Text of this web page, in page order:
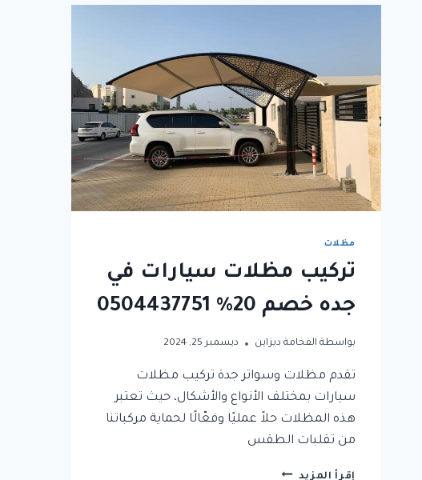
لسنوات
0504437751
مظلات
تركيب مظلات سيارات في
جده خصم 20% 0504437751
بواسطة الفخامة ديزاين ديسمبر 25, 2024
تقدم مظلات وسواتر جدة تركيب مظلات
سيارات بمختلف الأنواع والأشكال، حيث تعتبر
هذه المظلات حلاً عمليًا وفعّالًا لحماية مركباتنا
من تقلبات الطقس
إقرأ المزيد تركيب